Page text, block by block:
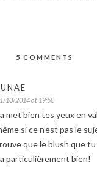
5 COMMENTS
10/2014 at 19:50
met bien tes yeux en
si ce n’est pas le
que le blush que tu
particulièrement bien!